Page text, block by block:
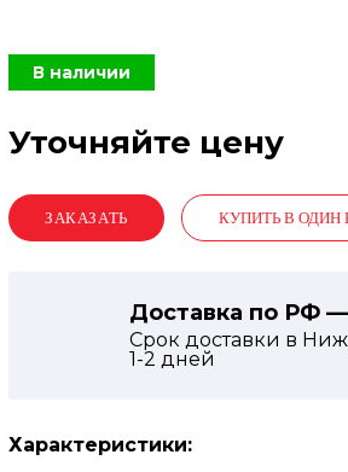
В наличии
Уточняйте цену
КУПИТЬ В ОДИН
Доставка по РФ
Срок доставки в
1-2 дней
Характеристики: